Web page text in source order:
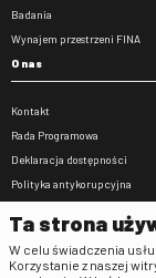
Badania
Wynajem przestrzeni FINA
O nas
Kontakt
Rada Programowa
Deklaracja dostępności
Polityka antykorupcyjna
Zamówienia publiczne
Praca w FINA
Ta strona
W celu świadczenia
Korzystanie z naszej